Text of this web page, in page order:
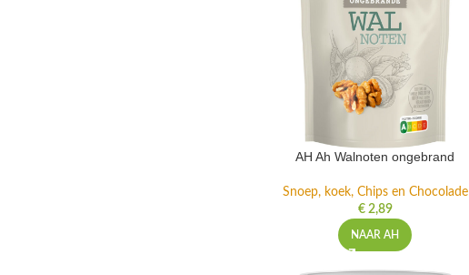
AH Ah Walnoten ongebrand
Snoep, koek, Chips en Chocolade
€2,89
NAAR AH